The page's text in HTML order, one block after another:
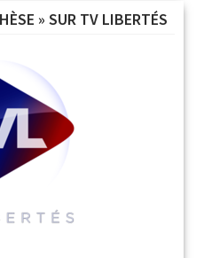
» SUR TV LIBERTÉS